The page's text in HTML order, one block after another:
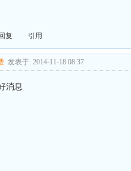
回复 引用
发表于: 2014-11-18 08:37
消息